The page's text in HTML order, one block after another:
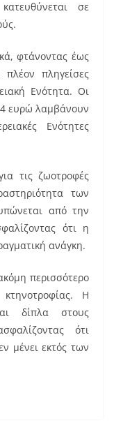
σε
φτάνοντας έως
πληγείσες
Ενότητα. Οι
ευρώ λαμβάνουν
Ενότητες
τις ζωοτροφές
των
από την
ότι η
ανάγκη.
περισσότερο
Η
δίπλα στους
ότι
μένει εκτός των